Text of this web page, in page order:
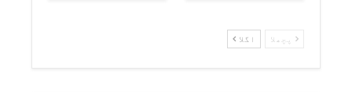
پچھلا اگلا